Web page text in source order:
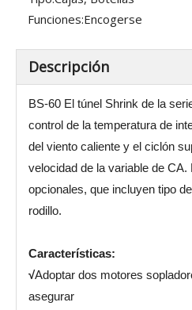
Funciones:Encogerse
Descripción
BS-60 El túnel Shrink de la
control de la temperatura de
del viento caliente y el ciclón
velocidad de la variable de
opcionales, que incluyen tipo
rodillo.
Características:
√Adoptar dos motores
asegurar